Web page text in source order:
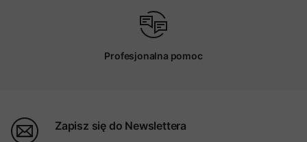
Profesjonalna pomoc
Zapisz się do Newslettera